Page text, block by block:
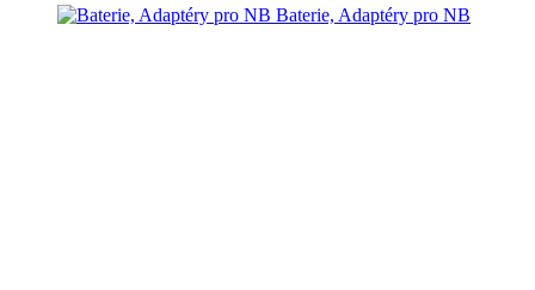
Baterie, Adaptéry pro NB